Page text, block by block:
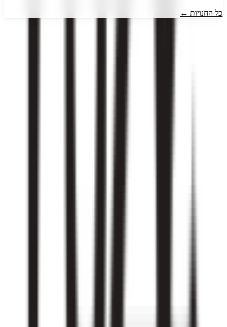
כל החנויות ←